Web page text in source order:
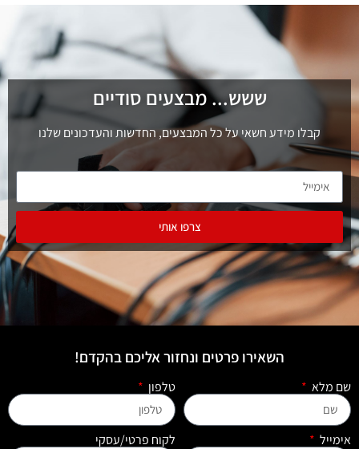
ששש... מבצעים סודיים
קבלו מידע חשאי על כל המבצעים, החדשות והעדכונים שלנו
צרפו אותי
השאירו פרטים ונחזור אליכם בהקדם!
שם מלא טלפון
אימייל לקוח פרטי/עסקי